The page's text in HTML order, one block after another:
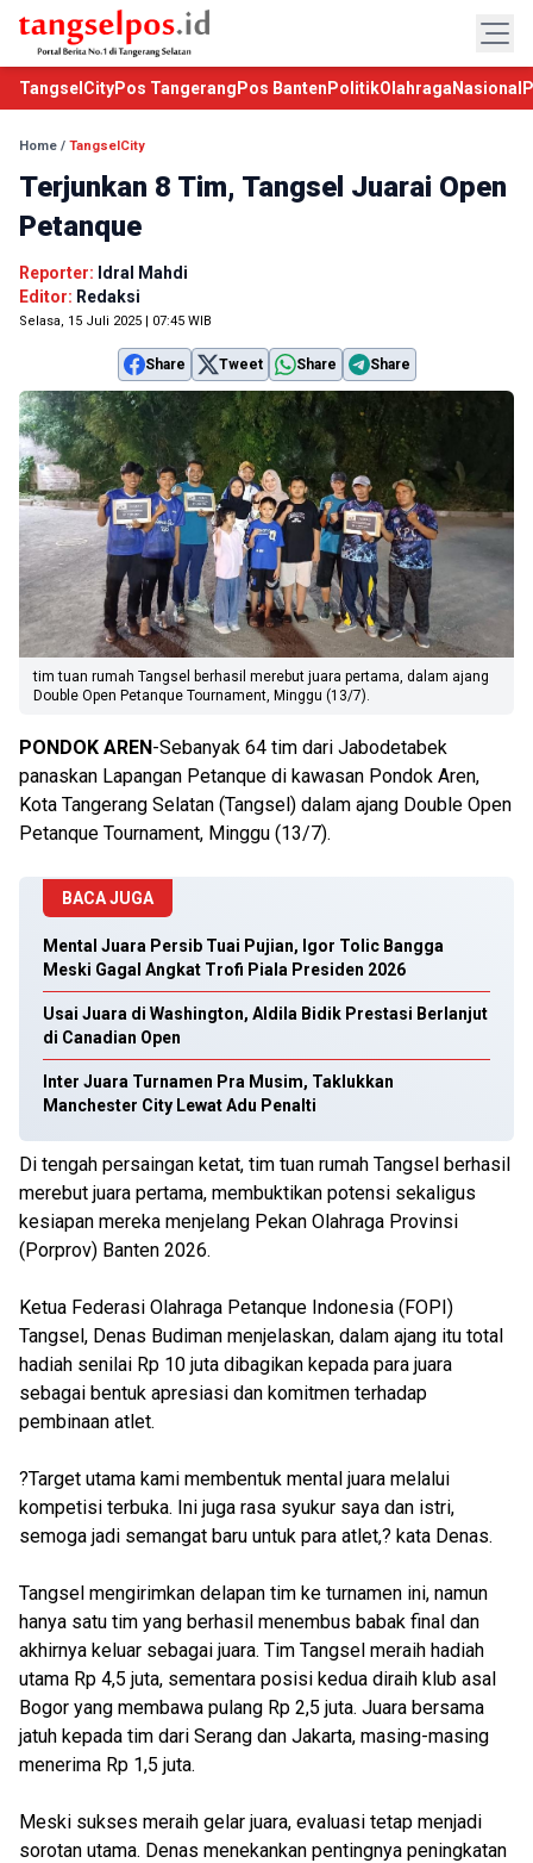
TangselCityPos Tangerang Pos Banten PolitikOlahraga Nasional
Home / TangselCity
Terjunkan 8 Tim, Tangsel Juarai Open
Petanque
Reporter: Idral Mahdi
Editor: Redaksi
Selasa, 15 Juli 2025 | 07:45 WIB
Share Tweet Share Share
tim tuan rumah Tangsel berhasil merebut juara pertama, dalam ajang
Double Open Petanque Tournament, Minggu (13/7).
PONDOK AREN-Sebanyak 64 tim dari Jabodetabek
panaskan Lapangan Petanque di kawasan Pondok Aren,
Kota Tangerang Selatan (Tangsel) dalam ajang Double Open
Petanque Tournament, Minggu (13/7).
BACA JUGA
Mental Juara Persib Tuai Pujian, Igor Tolic Bangga
Meski Gagal Angkat Trofi Piala Presiden 2026
Usai Juara di Washington, Aldila Bidik Prestasi Berlanjut
di Canadian Open
Inter Juara Turnamen Pra Musim, Taklukkan
Manchester City Lewat Adu Penalti
Di tengah persaingan ketat, tim tuan rumah Tangsel berhasil
merebut juara pertama, membuktikan potensi sekaligus
kesiapan mereka menjelang Pekan Olahraga Provinsi
(Porprov) Banten 2026.
Ketua Federasi Olahraga Petanque Indonesia (FOPI)
Tangsel, Denas Budiman menjelaskan, dalam ajang itu total
hadiah senilai Rp 10 juta dibagikan kepada para juara
sebagai bentuk apresiasi dan komitmen terhadap
pembinaan atlet.
?Target utama kami membentuk mental juara melalui
kompetisi terbuka. Ini juga rasa syukur saya dan istri,
semoga jadi semangat baru untuk para atlet,? kata Denas.
Tangsel mengirimkan delapan tim ke turnamen ini, namun
hanya satu tim yang berhasil menembus babak final dan
akhirnya keluar sebagai juara. Tim Tangsel meraih hadiah
utama Rp 4,5 juta, sementara posisi kedua diraih klub asal
Bogor yang membawa pulang Rp 2,5 juta. Juara bersama
jatuh kepada tim dari Serang dan Jakarta, masing-masing
menerima Rp 1,5 juta.
Meski sukses meraih gelar juara, evaluasi tetap menjadi
sorotan utama. Denas menekankan pentingnya peningkatan